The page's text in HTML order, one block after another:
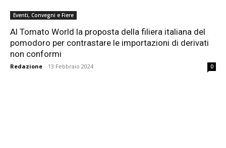
Eventi, Convegni e Fiere
Al Tomato World la proposta della filiera italiana del
pomodoro per contrastare le importazioni di derivati
non conformi
Redazione - 13 Febbraio 2024 0